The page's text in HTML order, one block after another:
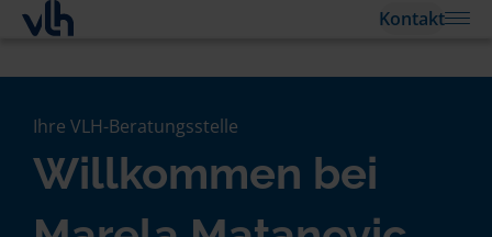
Kontakt
Ihre VLH-Beratungsstelle
Willkommen bei